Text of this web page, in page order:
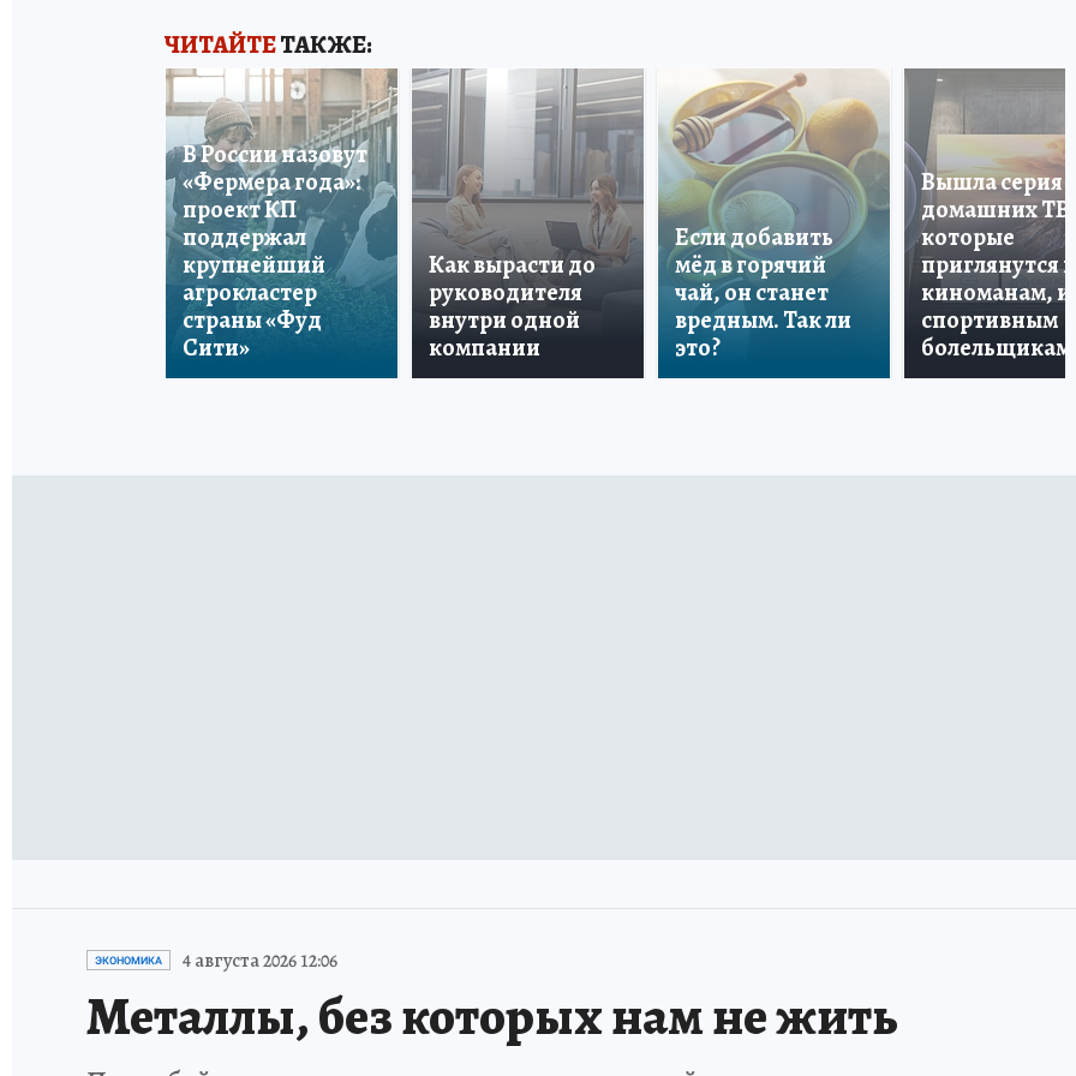
ЧИТАЙТЕТАКЖЕ:
В России назовут
«Фермера года»:
проект КП
поддержал
крупнейший
агрокластер
страны «Фуд
Сити»
Как вырасти до
руководителя
внутри одной
компании
Если добавить
мёд в горячий
чай, он станет
вредным. Так ли
это?
Вышла серия
домашних ТВ,
которые
приглянутся и
киноманам, и
спортивным
болельщикам
ЭКОНОМИКА 4 августа 2026 12:06
Металлы, без которых нам не жить